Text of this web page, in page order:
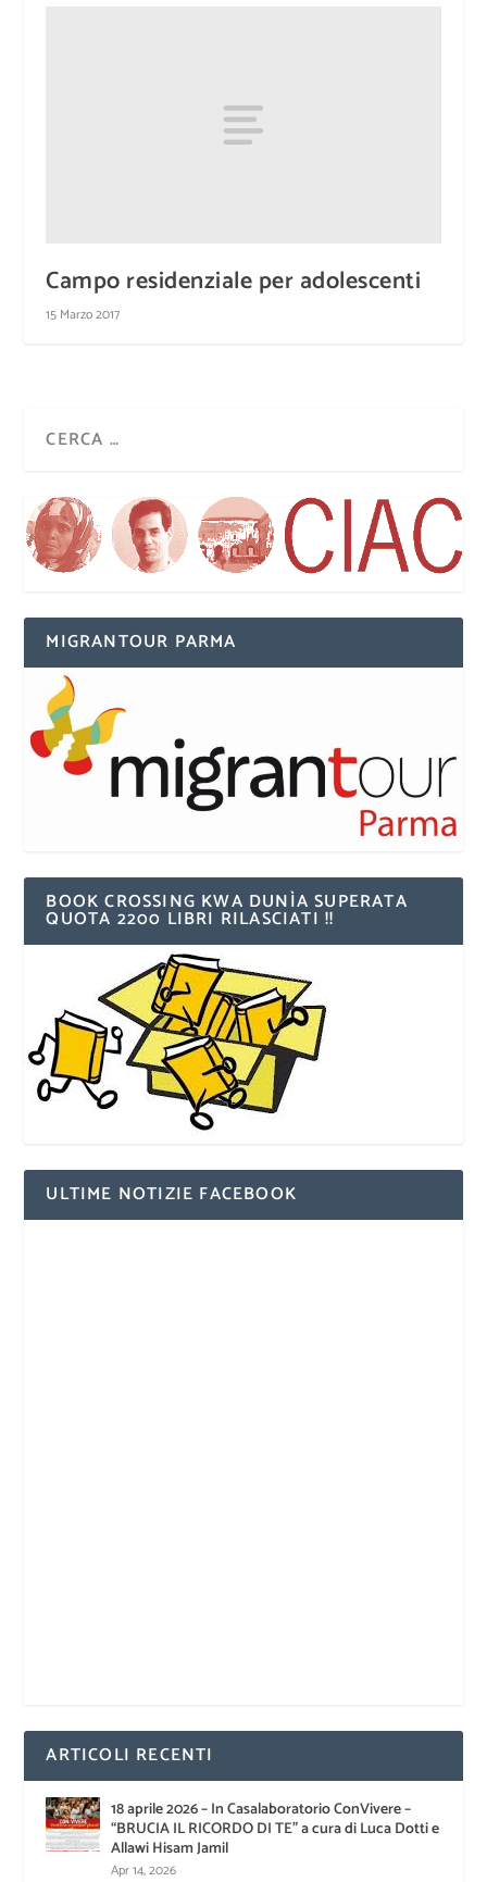
Campo residenziale per adolescenti
15 Marzo 2017
MIGRANTOUR PARMA
BOOK CROSSING KWA DUNÌA SUPERATA
QUOTA 2200 LIBRI RILASCIATI !!
ULTIME NOTIZIE FACEBOOK
ARTICOLI RECENTI
18 aprile 2026 – In Casalaboratorio ConVivere –
“BRUCIA IL RICORDO DI TE” a cura di Luca Dotti e
Allawi Hisam Jamil
Apr 14, 2026